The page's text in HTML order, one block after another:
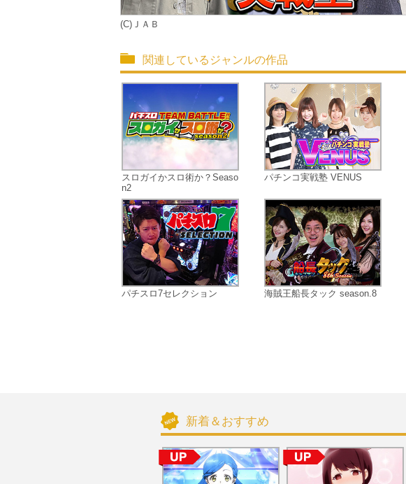
(C)ＪＡＢ
関連しているジャンルの作品
スロガイかスロ術か？Seaso
n2
パチスロ7セレクション
パチンコ実戦塾 VENUS
海賊王船長タック season.8
新着＆おすすめ